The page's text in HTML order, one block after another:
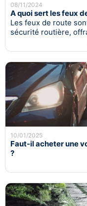
08/11/2024
A quoi sert les feux
Les feux de route
sécurité routière,
10/01/2025
Faut-il acheter une
?